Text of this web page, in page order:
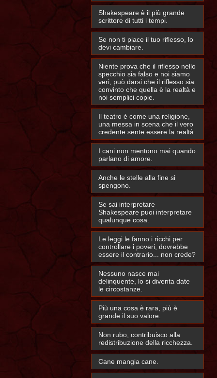
Shakespeare è il più grande
scrittore di tutti i tempi.
Se non ti piace il tuo riflesso, lo
devi cambiare.
Niente prova che il riflesso nello
specchio sia falso e noi siamo
veri, può darsi che il riflesso sia
convinto che quella è la realtà e
noi semplici copie.
Il teatro è come una religione,
una messa in scena che il vero
credente sente essere la realtà.
I cani non mentono mai quando
parlano di amore.
Anche le stelle alla fine si
spengono.
Se sai interpretare
Shakespeare puoi interpretare
qualunque cosa.
Le leggi le fanno i ricchi per
controllare i poveri, dovrebbe
essere il contrario... non crede?
Nessuno nasce mai
delinquente, lo si diventa date
le circostanze.
Più una cosa è rara, più è
grande il suo valore.
Non rubo, contribuisco alla
redistribuzione della ricchezza.
Cane mangia cane.